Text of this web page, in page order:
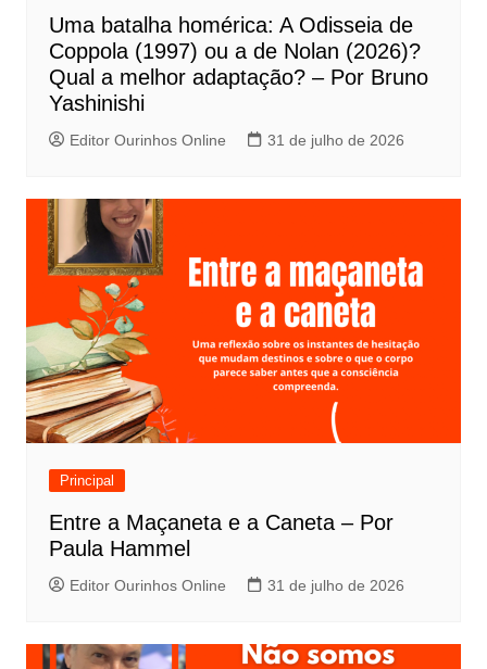
Uma batalha homérica: A Odisseia de
Coppola (1997) ou a de Nolan (2026)?
Qual a melhor adaptação? – Por Bruno
Yashinishi
Editor Ourinhos Online 31 de julho de 2026
Principal
Entre a Maçaneta e a Caneta – Por
Paula Hammel
Editor Ourinhos Online 31 de julho de 2026